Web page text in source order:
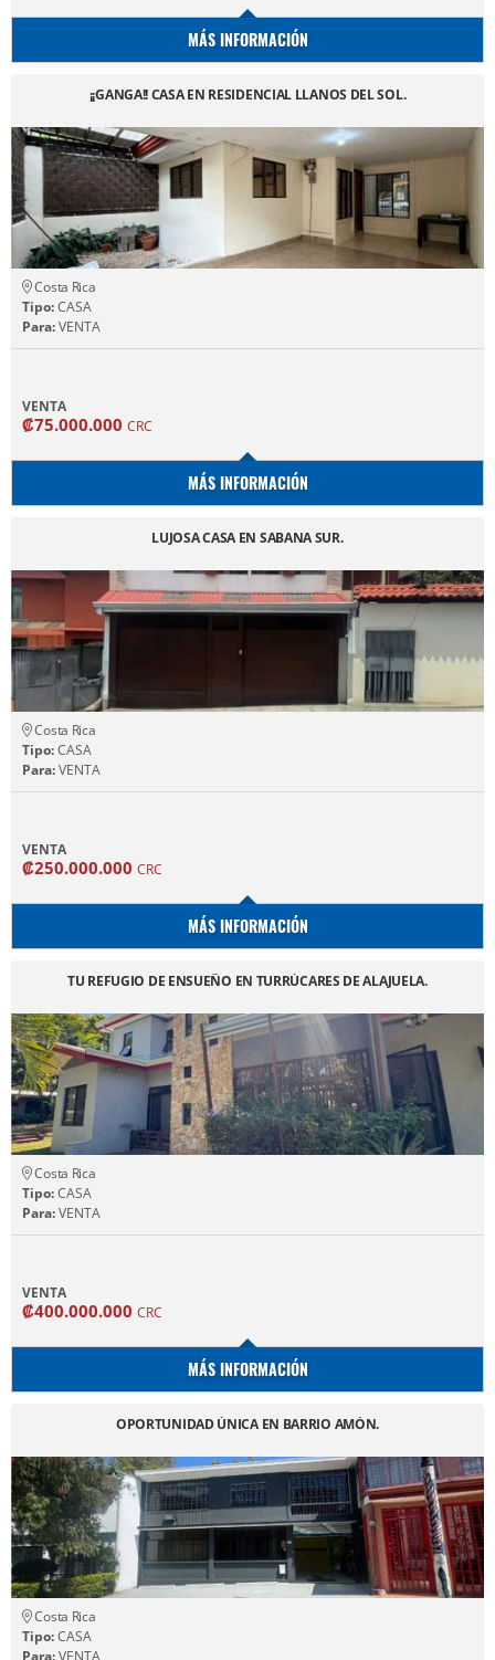
MÁS INFORMACIÓN
¡¡GANGA!! CASA EN RESIDENCIAL LLANOS DEL SOL.
Costa Rica
Tipo:CASA
Para:VENTA
VENTA
₡75.000.000 CRC
MÁS INFORMACIÓN
LUJOSA CASA EN SABANA SUR.
Costa Rica
Tipo:CASA
Para:VENTA
VENTA
₡250.000.000 CRC
MÁS INFORMACIÓN
TU REFUGIO DE ENSUEÑO EN TURRÚCARES DE ALAJUELA.
Costa Rica
Tipo:CASA
Para:VENTA
VENTA
₡400.000.000 CRC
MÁS INFORMACIÓN
OPORTUNIDAD ÚNICA EN BARRIO AMÓN.
Costa Rica
Tipo:CASA
Para:VENTA